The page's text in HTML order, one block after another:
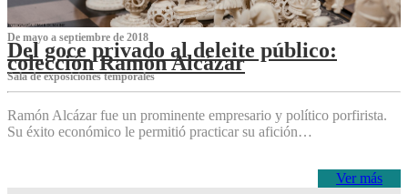
De mayo a septiembre de 2018
Del goce privado al deleite público:
colección Ramón Alcázar
Sala de exposiciones temporales
Ramón Alcázar fue un prominente empresario y político porfirista.
Su éxito económico le permitió practicar su afición…
Ver más